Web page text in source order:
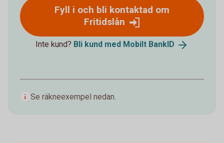
Fyll i och bli kontaktad om
Fritidslån
Inte kund? Bli kund med Mobilt BankID
Se räkneexempel nedan.